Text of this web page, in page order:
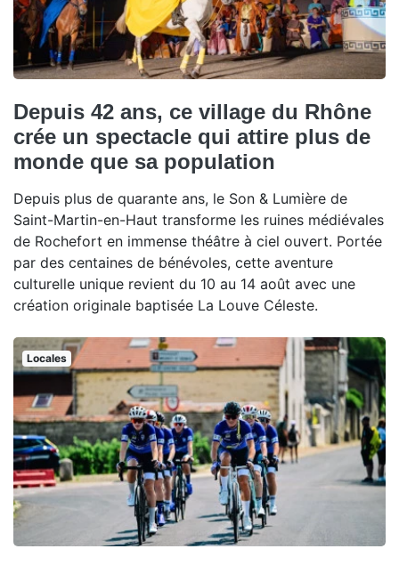
Depuis 42 ans, ce village du Rhône
crée un spectacle qui attire plus de
monde que sa population
Depuis plus de quarante ans, le Son & Lumière de
Saint-Martin-en-Haut transforme les ruines médiévales
de Rochefort en immense théâtre à ciel ouvert. Portée
par des centaines de bénévoles, cette aventure
culturelle unique revient du 10 au 14 août avec une
création originale baptisée La Louve Céleste.
Locales